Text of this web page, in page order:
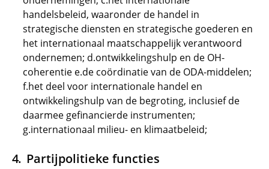
handelsbeleid, waaronder de handel in
strategische diensten en strategische goederen en
het internationaal maatschappelijk verantwoord
ondernemen; d.ontwikkelingshulp en de OH-
coherentie e.de coördinatie van de ODA-middelen;
f.het deel voor internationale handel en
ontwikkelingshulp van de begroting, inclusief de
daarmee gefinancierde instrumenten;
g.internationaal milieu- en klimaatbeleid;
Partijpolitieke functies